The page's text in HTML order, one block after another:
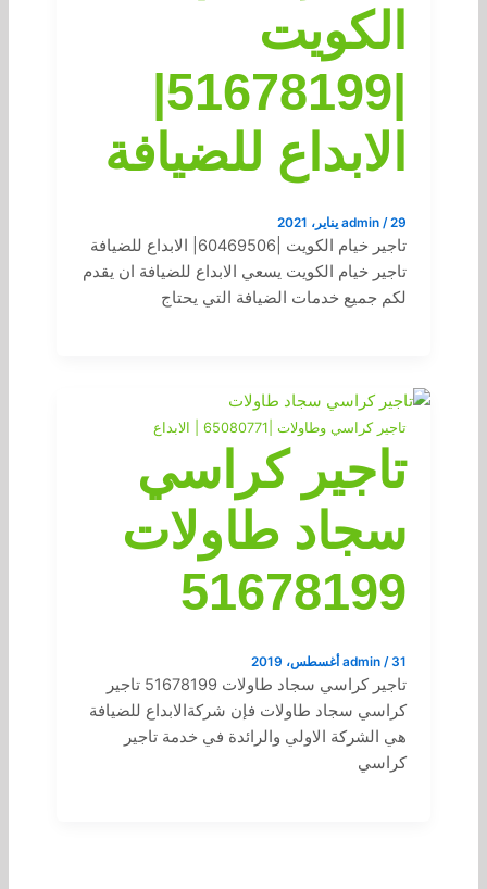
الكويت
|51678199|
الابداع للضيافة
admin /29 يناير، 2021
تاجير خيام الكويت |60469506| الابداع للضيافة
تاجير خيام الكويت يسعي الابداع للضيافة ان يقدم
لكم جميع خدمات الضيافة التي يحتاج
تاجير كراسي وطاولات |65080771 | الابداع
تاجير كراسي
سجاد طاولات
51678199
admin /31 أغسطس، 2019
تاجير كراسي سجاد طاولات 51678199 تاجير
كراسي سجاد طاولات فإن شركةالابداع للضيافة
هي الشركة الاولي والرائدة في خدمة تاجير
كراسي